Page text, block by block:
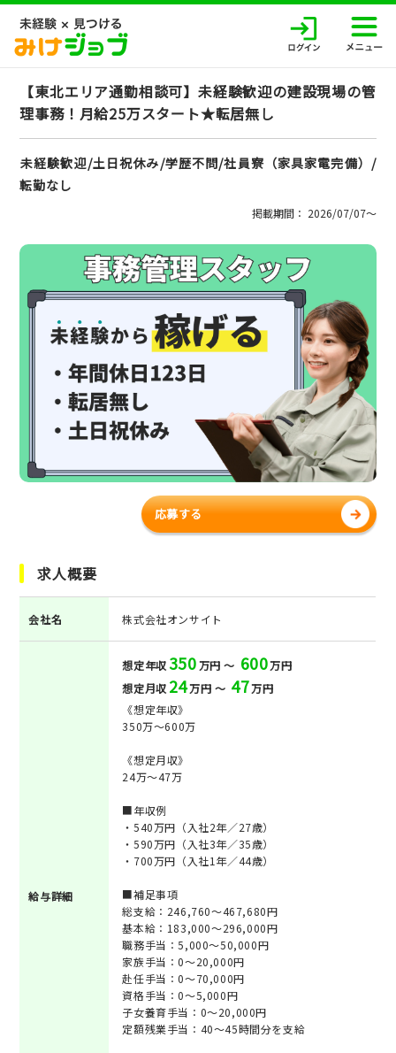
【東北エリア通勤相談可】未経験歓迎の建設現場の管
理事務！月給25万スタート★転居無し
未経験歓迎/土日祝休み/学歴不問/社員寮（家具家電完備）/
転勤なし
掲載期間： 2026/07/07〜
応募する
求人概要
会社名 株式会社オンサイト
給与詳細
想定年収350万円 ～ 600万円
想定月収 24万円 ～ 47万円
《想定年収》
350万～600万
《想定月収》
24万～47万
■年収例
・540万円（入社2年／27歳）
・590万円（入社3年／35歳）
・700万円（入社1年／44歳）
■補足事項
総支給：246,760～467,680円
基本給：183,000～296,000円
職務手当：5,000～50,000円
家族手当：0～20,000円
赴任手当：0～70,000円
資格手当：0～5,000円
子女養育手当：0～20,000円
定額残業手当：40～45時間分を支給